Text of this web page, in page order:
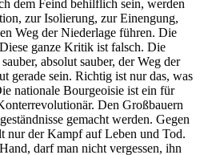
dem Feind behilflich sein, werden
zur Isolierung, zur Einengung,
Weg der Niederlage führen. Die
ganze Kritik ist falsch. Die
absolut sauber, der Weg der
gerade sein. Richtig ist nur das, was
nationale Bourgeoisie ist ein für
Den Großbauern
gemacht werden. Gegen
nur der Kampf auf Leben und Tod.
darf man nicht vergessen, ihn